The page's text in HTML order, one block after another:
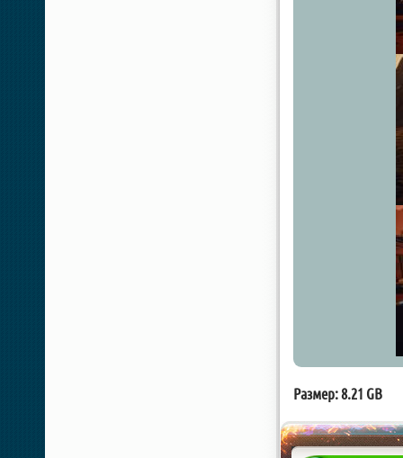
Размер: 8.21 GB